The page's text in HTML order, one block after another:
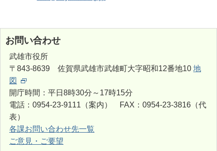
お問い合わせ
武雄市役所
〒843-8639 佐賀県武雄市武雄町大字昭和12番地10 地
図
開庁時間：平日8時30分～17時15分
電話：0954-23-9111（案内） FAX：0954-23-3816（代
表）
各課お問い合わせ先一覧
ご意見・ご要望